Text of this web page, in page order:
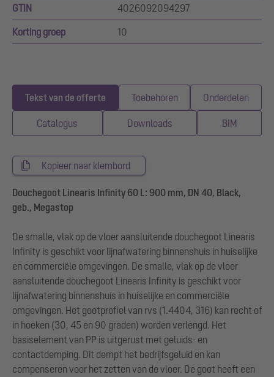
GTIN 4026092094297
Korting groep 10
Tekst van de offerte Toebehoren Onderdelen
Catalogus Downloads BIM
Kopieer naar klembord
Douchegoot Linearis Infinity 60 L: 900 mm, DN 40, Black,
geb., Megastop
De smalle, vlak op de vloer aansluitende douchegoot Linearis
Infinity is geschikt voor lijnafwatering binnenshuis in huiselijke
en commerciële omgevingen. De smalle, vlak op de vloer
aansluitende douchegoot Linearis Infinity is geschikt voor
lijnafwatering binnenshuis in huiselijke en commerciële
omgevingen. Het gootprofiel van rvs (1.4404, 316) kan recht of
in hoeken (30, 45 en 90 graden) worden verlengd. Het
basiselement van PP is uitgerust met geluids- en
contactdemping. Dit dempt het bedrijfsgeluid en kan
compenseren voor het zetten van de vloer. De goot heeft een